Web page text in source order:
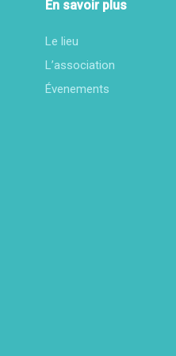
En savoir plus
Le lieu
L’association
Évenements